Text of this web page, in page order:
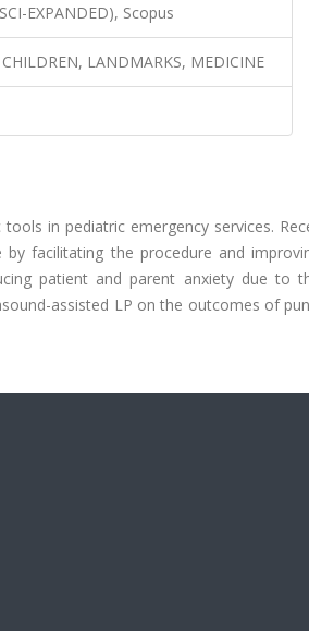
EXPANDED), Scopus
LANDMARKS, MEDICINE
in pediatric emergency services.
facilitating the procedure and
patient and parent anxiety due to
assisted LP on the outcomes of